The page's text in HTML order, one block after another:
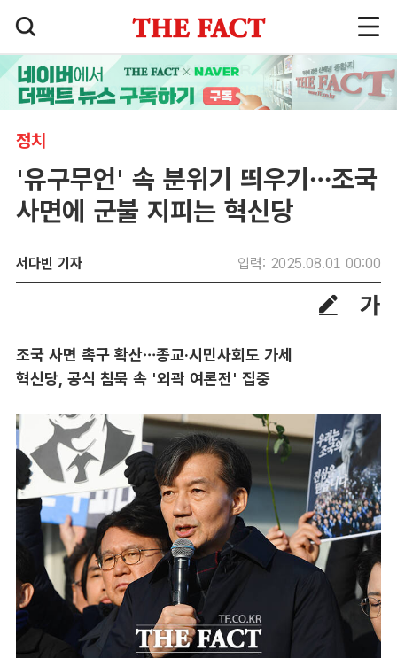
정치
'유구무언' 속 분위기 띄우기…조국
사면에 군불 지피는 혁신당
서다빈 기자 입력: 2025.08.01 00:00
조국 사면 촉구 확산…종교·시민사회도 가세
혁신당, 공식 침묵 속 '외곽 여론전' 집중